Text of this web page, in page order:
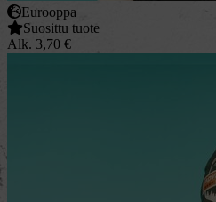
Eurooppa
Suosittu tuote
Alk. 3,70 €